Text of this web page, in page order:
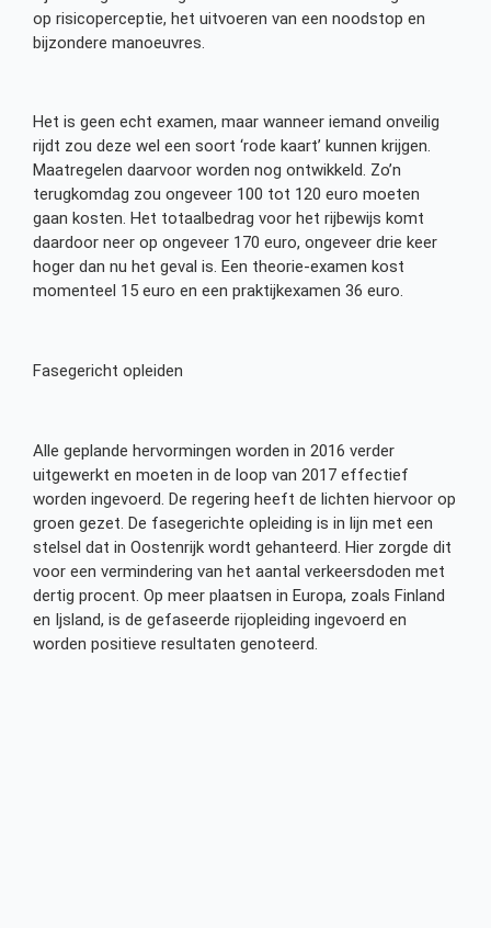
op risicoperceptie, het uitvoeren van een noodstop en
bijzondere manoeuvres.
Het is geen echt examen, maar wanneer iemand onveilig
rijdt zou deze wel een soort ‘rode kaart’ kunnen krijgen.
Maatregelen daarvoor worden nog ontwikkeld. Zo’n
terugkomdag zou ongeveer 100 tot 120 euro moeten
gaan kosten. Het totaalbedrag voor het rijbewijs komt
daardoor neer op ongeveer 170 euro, ongeveer drie keer
hoger dan nu het geval is. Een theorie-examen kost
momenteel 15 euro en een praktijkexamen 36 euro.
Fasegericht opleiden
Alle geplande hervormingen worden in 2016 verder
uitgewerkt en moeten in de loop van 2017 effectief
worden ingevoerd. De regering heeft de lichten hiervoor op
groen gezet. De fasegerichte opleiding is in lijn met een
stelsel dat in Oostenrijk wordt gehanteerd. Hier zorgde dit
voor een vermindering van het aantal verkeersdoden met
dertig procent. Op meer plaatsen in Europa, zoals Finland
en Ijsland, is de gefaseerde rijopleiding ingevoerd en
worden positieve resultaten genoteerd.